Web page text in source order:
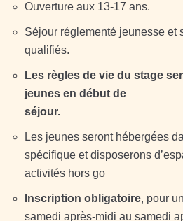
Ouverture aux 13-17 ans.
Séjour réglementé jeunesse et
qualifiés.
Les règles de vie du stage
jeunes en début de
séjour.
Les jeunes seront hébergées
spécifique et disposerons
activités hors go
Inscription obligatoire, pour
samedi après-midi au samedi